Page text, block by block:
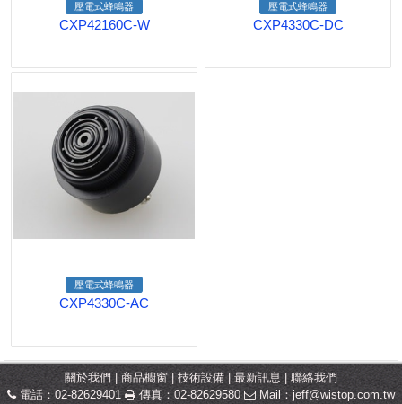
壓電式蜂鳴器
CXP42160C-W
壓電式蜂鳴器
CXP4330C-DC
壓電式蜂鳴器
CXP4330C-AC
關於我們 商品櫥窗 技術設備 | 最新訊息|聯絡我們
電話：02-82629401
傳真：02-82629580 Mail： jeff@wistop.com.tw